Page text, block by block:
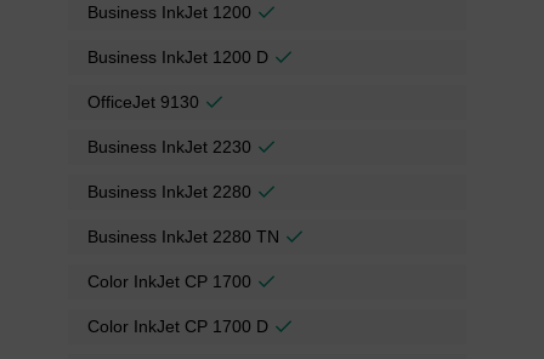
Business InkJet 1200
Business InkJet 1200 D
OfficeJet 9130
Business InkJet 2230
Business InkJet 2280
Business InkJet 2280 TN
Color InkJet CP 1700
Color InkJet CP 1700 D